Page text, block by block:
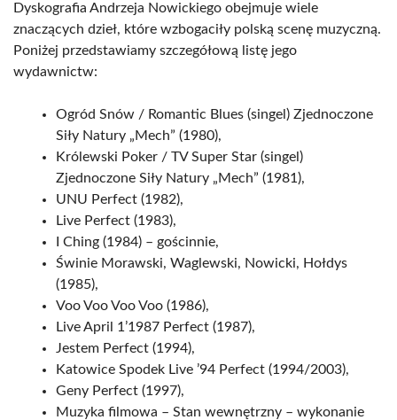
Dyskografia Andrzeja Nowickiego obejmuje wiele
znaczących dzieł, które wzbogaciły polską scenę muzyczną.
Poniżej przedstawiamy szczegółową listę jego
wydawnictw:
Ogród Snów / Romantic Blues (singel) Zjednoczone
Siły Natury „Mech” (1980),
Królewski Poker / TV Super Star (singel)
Zjednoczone Siły Natury „Mech” (1981),
UNU Perfect (1982),
Live Perfect (1983),
I Ching (1984) – gościnnie,
Świnie Morawski, Waglewski, Nowicki, Hołdys
(1985),
Voo Voo Voo Voo (1986),
Live April 1’1987 Perfect (1987),
Jestem Perfect (1994),
Katowice Spodek Live ’94 Perfect (1994/2003),
Geny Perfect (1997),
Muzyka filmowa – Stan wewnętrzny – wykonanie